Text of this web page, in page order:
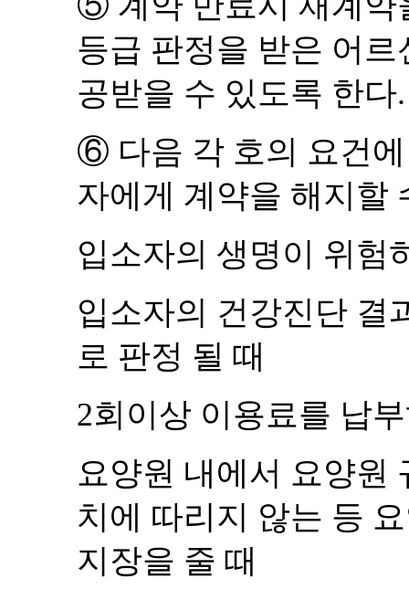
등급 판정을 받은 어
공받을 수 있도록 한다.
⑥ 다음 각 호의 요건
자에게 계약을 해지할
입소자의 생명이 위험
입소자의 건강진단 결
로 판정 될 때
2회이상 이용료를 납
요양원 내에서 요양원
치에 따리지 않는 등
지장을 줄 때